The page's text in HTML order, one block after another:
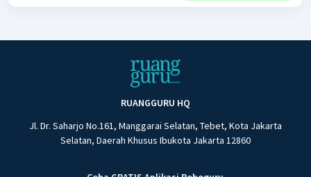
RUANGGURU HQ
Jl. Dr. Saharjo No.161, Manggarai Selatan, Tebet, Kota Jakarta
Selatan, Daerah Khusus Ibukota Jakarta 12860